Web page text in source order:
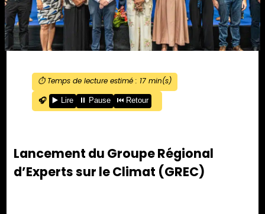
⏱️ Temps de lecture estimé : 17min(s)
🎧
▶️ Lire ⏸️ Pause ⏮️ Retour
Lancement du Groupe Régional
d’Experts sur le Climat (GREC)